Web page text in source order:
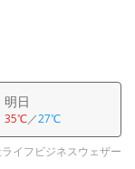
明日
35℃／27℃
イフビジネスウェザー